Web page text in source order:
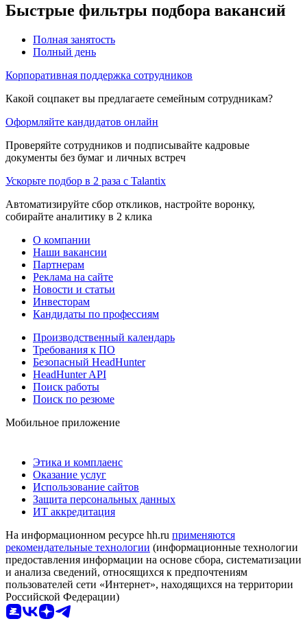
Быстрые фильтры подбора вакансий
Полная занятость
Полный день
Корпоративная поддержка сотрудников
Какой соцпакет вы предлагаете семейным сотрудникам?
Оформляйте кандидатов онлайн
Проверяйте сотрудников и подписывайте кадровые
документы без бумаг и личных встреч
Ускорьте подбор в 2 раза с Talantix
Автоматизируйте сбор откликов, настройте воронку,
собирайте аналитику в 2 клика
О компании
Наши вакансии
Партнерам
Реклама на сайте
Новости и статьи
Инвесторам
Кандидаты по профессиям
Производственный календарь
Требования к ПО
Безопасный HeadHunter
HeadHunter API
Поиск работы
Поиск по резюме
Мобильное приложение
Этика и комплаенс
Оказание услуг
Использование сайтов
Защита персональных данных
ИТ аккредитация
На информационном ресурсе hh.ru применяются
рекомендательные технологии (информационные технологии
предоставления информации на основе сбора, систематизации
и анализа сведений, относящихся к предпочтениям
пользователей сети «Интернет», находящихся на территории
Российской Федерации)